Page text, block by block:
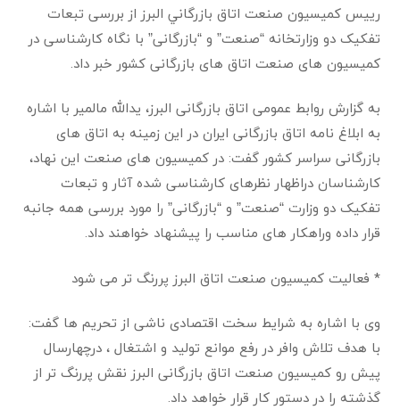
رييس كميسيون صنعت اتاق بازرگاني البرز از بررسی تبعات
تفکیک دو وزارتخانه “صنعت” و “بازرگانی” با نگاه کارشناسی در
کمیسیون های صنعت اتاق های بازرگانی کشور خبر داد.
به گزارش روابط عمومی اتاق بازرگانی البرز، یدالله مالمیر با اشاره
به ابلاغ نامه اتاق بازرگانی ایران در این زمینه به اتاق های
بازرگانی سراسر کشور گفت: در کمیسیون های صنعت این نهاد،
کارشناسان دراظهار نظرهای کارشناسی شده آثار و تبعات
تفکیک دو وزارت “صنعت” و “بازرگانی” را مورد بررسی همه جانبه
قرار داده وراهکار های مناسب را پیشنهاد خواهند داد.
* فعالیت کمیسیون صنعت اتاق البرز پررنگ تر می شود
وی با اشاره به شرایط سخت اقتصادی ناشی از تحریم ها گفت:
با هدف تلاش وافر در رفع موانع تولید و اشتغال ، درچهارسال
پیش رو کمیسیون صنعت اتاق بازرگانی البرز نقش پررنگ تر از
گذشته را در دستور کار قرار خواهد داد.